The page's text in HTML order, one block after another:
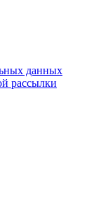
данных
рассылки